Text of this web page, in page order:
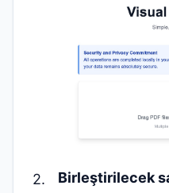
Birleştirilecek